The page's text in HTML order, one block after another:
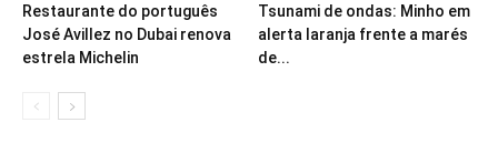
Restaurante do português
José Avillez no Dubai renova
estrela Michelin
Tsunami de ondas: Minho em
alerta laranja frente a marés
de...